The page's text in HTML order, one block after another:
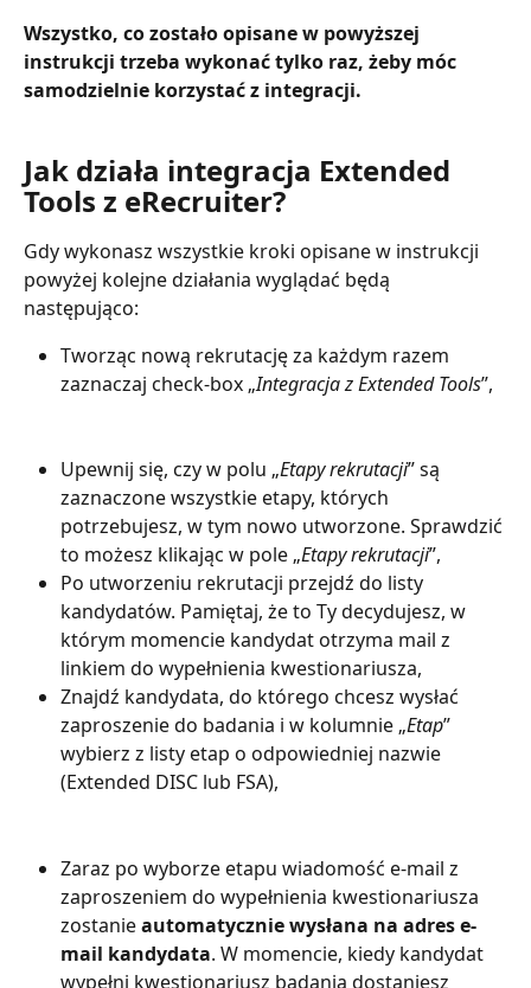
Wszystko, co zostało opisane w powyższej
instrukcji trzeba wykonać tylko raz, żeby móc
samodzielnie korzystać z integracji.
Jak działa integracja Extended
Tools z eRecruiter?
Gdy wykonasz wszystkie kroki opisane w instrukcji
powyżej kolejne działania wyglądać będą
następująco:
Tworząc nową rekrutację za każdym razem
zaznaczaj check-box „Integracja z Extended Tools”,
Upewnij się, czy w polu „Etapy rekrutacji” są
zaznaczone wszystkie etapy, których
potrzebujesz, w tym nowo utworzone. Sprawdzić
to możesz klikając w pole „Etapy rekrutacji”,
Po utworzeniu rekrutacji przejdź do listy
kandydatów. Pamiętaj, że to Ty decydujesz, w
którym momencie kandydat otrzyma mail z
linkiem do wypełnienia kwestionariusza,
Znajdź kandydata, do którego chcesz wysłać
zaproszenie do badania i w kolumnie „Etap”
wybierz z listy etap o odpowiedniej nazwie
(Extended DISC lub FSA),
Zaraz po wyborze etapu wiadomość e-mail z
zaproszeniem do wypełnienia kwestionariusza
zostanie automatycznie wysłana na adres e-
mail kandydata. W momencie, kiedy kandydat
wypełni kwestionariusz badania dostaniesz